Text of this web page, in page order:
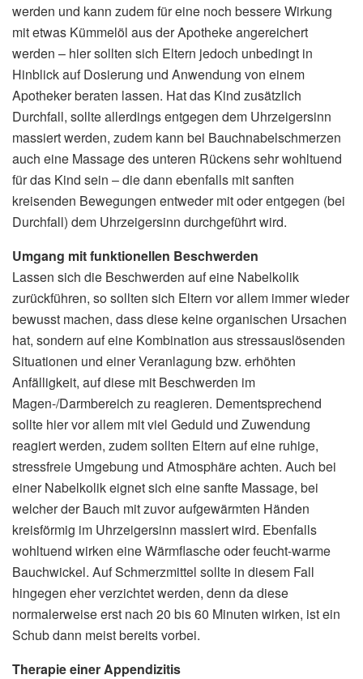
werden und kann zudem für eine noch bessere Wirkung
mit etwas Kümmelöl aus der Apotheke angereichert
werden – hier sollten sich Eltern jedoch unbedingt in
Hinblick auf Dosierung und Anwendung von einem
Apotheker beraten lassen. Hat das Kind zusätzlich
Durchfall, sollte allerdings entgegen dem Uhrzeigersinn
massiert werden, zudem kann bei Bauchnabelschmerzen
auch eine Massage des unteren Rückens sehr wohltuend
für das Kind sein – die dann ebenfalls mit sanften
kreisenden Bewegungen entweder mit oder entgegen (bei
Durchfall) dem Uhrzeigersinn durchgeführt wird.
Umgang mit funktionellen Beschwerden
Lassen sich die Beschwerden auf eine Nabelkolik
zurückführen, so sollten sich Eltern vor allem immer wieder
bewusst machen, dass diese keine organischen Ursachen
hat, sondern auf eine Kombination aus stressauslösenden
Situationen und einer Veranlagung bzw. erhöhten
Anfälligkeit, auf diese mit Beschwerden im
Magen-/Darmbereich zu reagieren. Dementsprechend
sollte hier vor allem mit viel Geduld und Zuwendung
reagiert werden, zudem sollten Eltern auf eine ruhige,
stressfreie Umgebung und Atmosphäre achten. Auch bei
einer Nabelkolik eignet sich eine sanfte Massage, bei
welcher der Bauch mit zuvor aufgewärmten Händen
kreisförmig im Uhrzeigersinn massiert wird. Ebenfalls
wohltuend wirken eine Wärmflasche oder feucht-warme
Bauchwickel. Auf Schmerzmittel sollte in diesem Fall
hingegen eher verzichtet werden, denn da diese
normalerweise erst nach 20 bis 60 Minuten wirken, ist ein
Schub dann meist bereits vorbei.
Therapie einer Appendizitis